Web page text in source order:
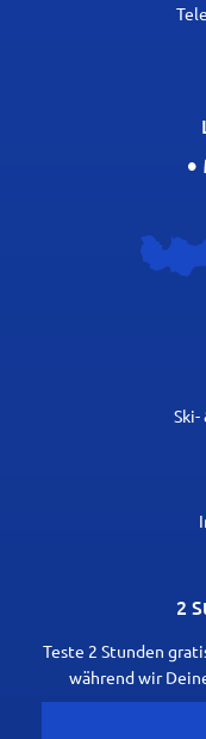
Ski-
2
Teste 2 Stunden
während wir